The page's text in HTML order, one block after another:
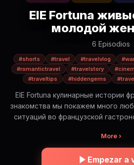
ElE Fortuna
молодой
6 Episodios
#shorts #travel #travelvlog
#romantictravel
#travelstory
#traveltips
#hiddengems
ElE Fortuna кулинарные истории
знакомства мы покажем много
ситуаций во французской
путешествие по самым
местам мира. Это не просто красивые виды. Это истории,
эмоции и правда о путешествиях:
More ›
Empezar a